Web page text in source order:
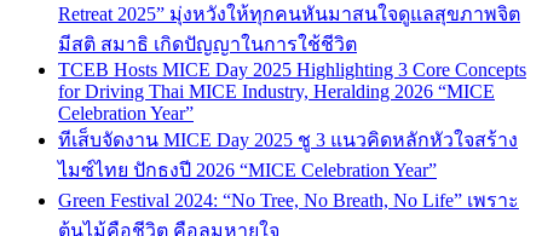
Retreat 2025” มุ่งหวังให้ทุกคนหันมาสนใจดูแลสุขภาพจิต
มีสติ สมาธิ เกิดปัญญาในการใช้ชีวิต
TCEB Hosts MICE Day 2025 Highlighting 3 Core Concepts
for Driving Thai MICE Industry, Heralding 2026 “MICE
Celebration Year”
ทีเส็บจัดงาน MICE Day 2025 ชู 3 แนวคิดหลักหัวใจสร้าง
ไมซ์ไทย ปักธงปี 2026 “MICE Celebration Year”
Green Festival 2024: “No Tree, No Breath, No Life” เพราะ
ต้นไม้คือชีวิต คือลมหายใจ